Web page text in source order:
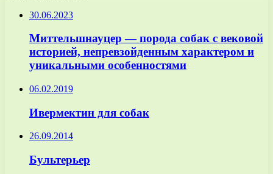
30.06.2023
Миттельшнауцер — порода собак с вековой
историей, непревзойденным характером и
уникальными особенностями
06.02.2019
Ивермектин для собак
26.09.2014
Бультерьер